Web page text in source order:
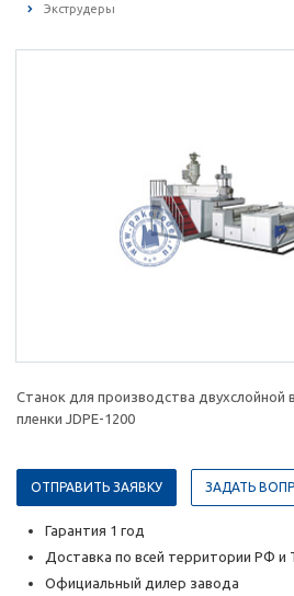
Экструдеры
Станок для производства
пленки JDPE-1200
ОТПРАВИТЬ ЗАЯВКУ ЗАДАТЬ
Гарантия 1 год
Доставка по всей территории РФ и
Официальный дилер завода